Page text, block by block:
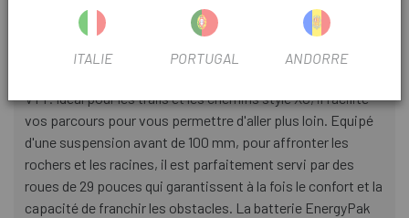
Avec son cadre léger en aluminium Aluxx, alliant le meilleur
d'un semi-rigide et la modernité d'un vélo électrique, le
VTT. Idéal pour les trails et les chemins style XC, il facilite
vos parcours pour vous permettre d'aller plus loin. Equipé
d'une suspension avant de 100 mm, pour affronter les
rochers et les racines, il est parfaitement servi par des
roues de 29 pouces qui garantissent à la fois le confort et la
capacité de franchir les obstacles. La batterie EnergyPak
ITALIE PORTUGAL ANDORRE